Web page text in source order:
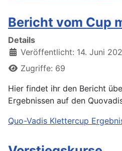
Bericht vom Cup
Details
Veröffentlicht: 14. Juni
Zugriffe: 69
Hier findet ihr den Bericht
Ergebnissen auf den
Quo-Vadis Klettercup